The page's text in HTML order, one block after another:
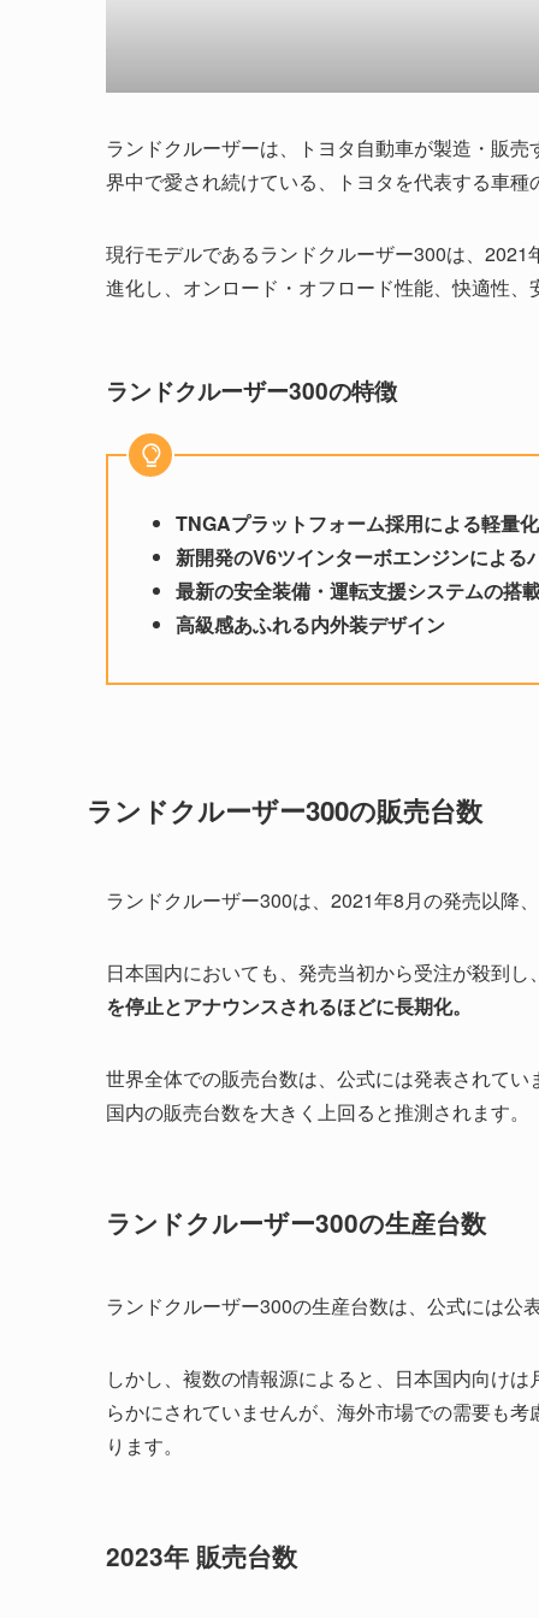
ランドクルーザーは、トヨタ自動車が製造・販
界中で愛され続けている、トヨタを代表する車種
現行モデルであるランドクルーザー300は、
進化し、オンロード・オフロード性能、快適性
ランドクルーザー300の特徴
TNGAプラットフォーム採用による軽量
新開発のV6ツインターボエンジンによる
最新の安全装備・運転支援システムの搭
高級感あふれる内外装デザイン
ランドクルーザー300の販売台数
ランドクルーザー300は、2021年8月の発売以降
日本国内においても、発売当初から受注が殺到し
を停止とアナウンスされるほどに長期化。
世界全体での販売台数は、公式には発表されて
国内の販売台数を大きく上回ると推測されます。
ランドクルーザー300の生産台数
ランドクルーザー300の生産台数は、公式には公
しかし、複数の情報源によると、日本国内向け
らかにされていませんが、海外市場での需要も
ります。
2023年 販売台数